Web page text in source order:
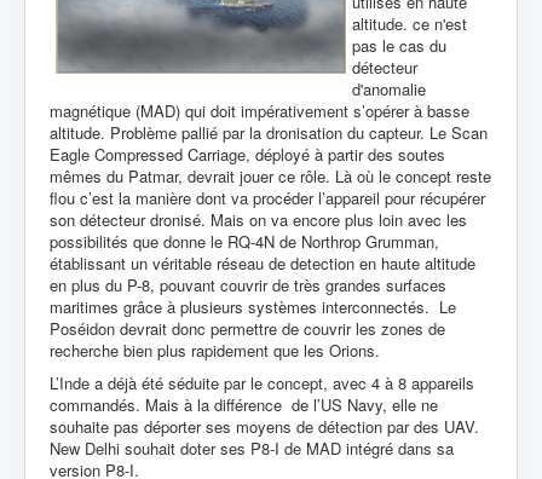
altitude. ce n'est
pas le cas du
détecteur
d'anomalie
magnétique (MAD) qui doit impérativement s’opérer à basse
altitude. Problème pallié par la dronisation du capteur. Le Scan
Eagle Compressed Carriage, déployé à partir des soutes
mêmes du Patmar, devrait jouer ce rôle. Là où le concept reste
flou c’est la manière dont va procéder l’appareil pour récupérer
son détecteur dronisé. Mais on va encore plus loin avec les
possibilités que donne le RQ-4N de Northrop Grumman,
établissant un véritable réseau de detection en haute altitude
en plus du P-8, pouvant couvrir de très grandes surfaces
maritimes grâce à plusieurs systèmes interconnectés. Le
Poséidon devrait donc permettre de couvrir les zones de
recherche bien plus rapidement que les Orions.
L’Inde a déjà été séduite par le concept, avec 4 à 8 appareils
commandés. Mais à la différence de l’US Navy, elle ne
souhaite pas déporter ses moyens de détection par des UAV.
New Delhi souhait doter ses P8-I de MAD intégré dans sa
version P8-I.